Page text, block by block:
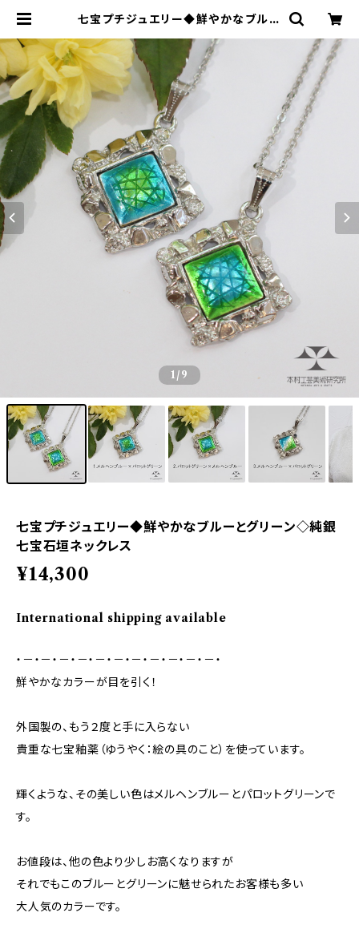
七宝プチジュエリー◆鮮やかなブルー
| 本村工芸美術研究所
1/9
七宝プチジュエリー◆鮮やかなブルーとグリーン◇純銀
七宝石垣ネックレス
¥14,300
International shipping available
・－・－・－・－・－・－・－・－・－・－・－・
鮮やかなカラーが目を引く！
外国製の、もう２度と手に入らない
貴重な七宝釉薬（ゆうやく：絵の具のこと）を使っています。
輝くような、その美しい色はメルヘンブルーとパロットグリーンで
す。
お値段は、他の色より少しお高くなりますが
それでもこのブルーとグリーンに魅せられたお客様も多い
大人気のカラーです。